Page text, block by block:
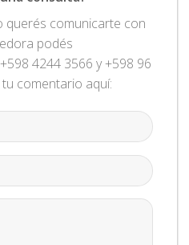
querés comunicarte con
podés
4244 3566 y +598 96
comentario aquí: